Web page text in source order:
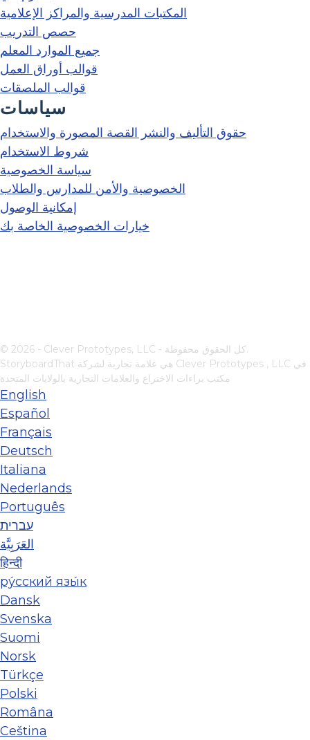
المكتبات المدرسية والمراكز الإعلامية
حصص التدريب
جميع الموارد المعلم
قوالب أوراق العمل
قوالب الملصقات
سياسات
حقوق التأليف والنشر القصة المصورة والاستخدام
شروط الاستخدام
سياسة الخصوصية
الخصوصية والأمن للمدارس والطلاب
إمكانية الوصول
خيارات الخصوصية الخاصة بك
© 2026 - Clever Prototypes, LLC - كل الحقوق محفوظة.
Clever Prototypes , LLC
مكتب براءات الاختراع والعلامات التجارية بالولايات المتحدة
English
Español
Français
Deutsch
Italiana
Nederlands
Português
עברית
العَرَبِيَّة
हिन्दी
ру́сский язы́к
Dansk
Svenska
Suomi
Norsk
Türkçe
Polski
Româna
Ceština